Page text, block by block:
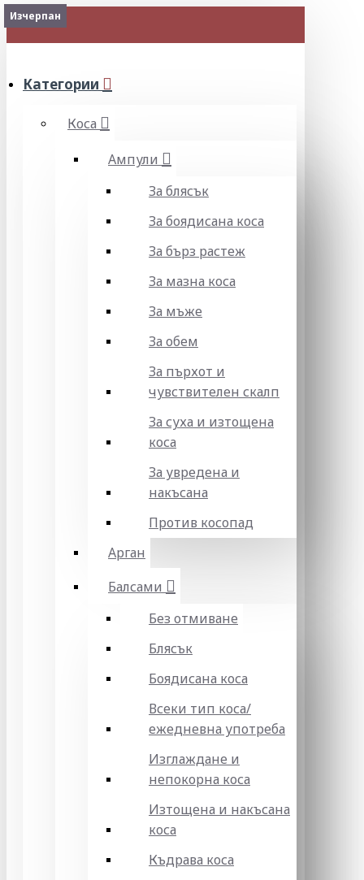
МЕНЮ
Категории
Коса
Ампули
За блясък
За боядисана коса
За бърз растеж
За мазна коса
За мъже
За обем
За пърхот и
чувствителен скалп
За суха и изтощена
коса
За увредена и
накъсана
Против косопад
Арган
Балсами
Без отмиване
Блясък
Боядисана коса
Всеки тип коса/
ежедневна употреба
Изглаждане и
непокорна коса
Изтощена и накъсана
коса
Къдрава коса
Изчерпан